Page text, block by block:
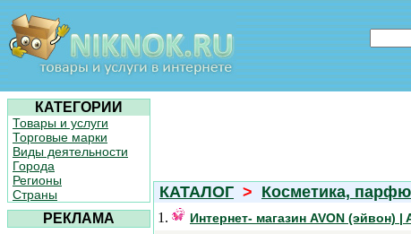
КАТЕГОРИИ
Товары и услуги
Торговые марки
Виды деятельности
Города
Регионы
Страны
РЕКЛАМА
КАТАЛОГ > Косметика,
1.
Интернет- магазин AVON (эйвон) |